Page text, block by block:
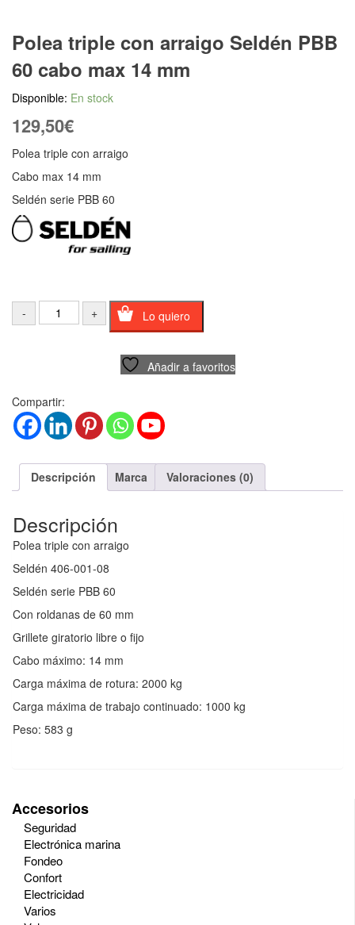
Polea triple con arraigo Seldén PBB
60 cabo max 14 mm
Disponible: En stock
129,50€
Polea triple con arraigo
Cabo max 14 mm
Seldén serie PBB 60
Lo quiero
Añadir a favoritos
Compartir:
Descripción Marca Valoraciones (0)
Descripción
Polea triple con arraigo
Seldén 406-001-08
Seldén serie PBB 60
Con roldanas de 60 mm
Grillete giratorio libre o fijo
Cabo máximo: 14 mm
Carga máxima de rotura: 2000 kg
Carga máxima de trabajo continuado: 1000 kg
Peso: 583 g
Accesorios
Seguridad
Electrónica marina
Fondeo
Confort
Electricidad
Varios